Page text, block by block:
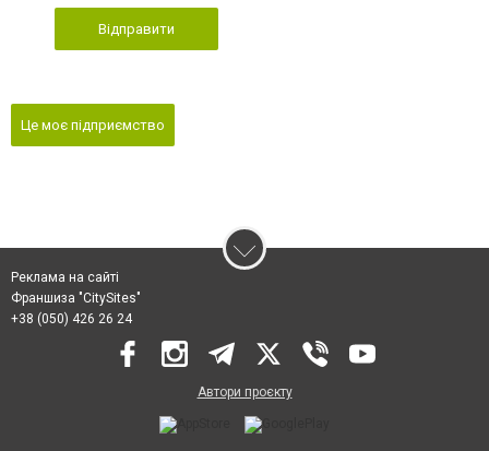
Відправити
Це моє підприємство
Реклама на сайті
Франшиза "CitySites"
+38 (050) 426 26 24
Автори проєкту